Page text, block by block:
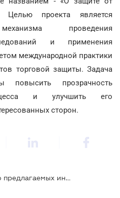
Целью проекта является
проведения
и применения
международной практики
торговой защиты. Задача
прозрачность
и улучшить его
сторон.
Расширяется информация о предлагаемых инструментах защиты от импорта